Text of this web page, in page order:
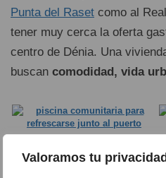
Valoramos tu privacidad
Punta del Raset como al
tener muy cerca la oferta
centro de Dénia. Una
buscan comodidad, vida